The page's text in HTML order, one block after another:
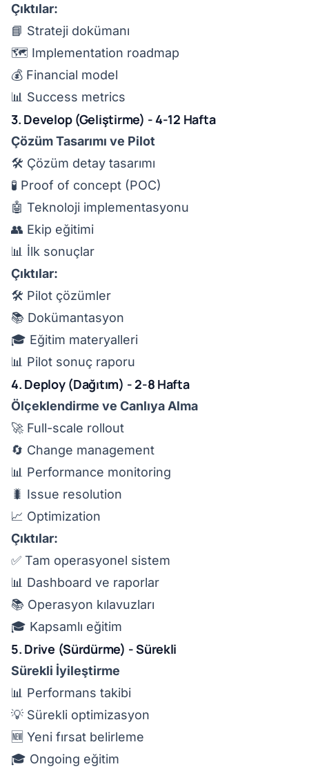
Çıktılar:
📘 Strateji dokümanı
🗺️ Implementation roadmap
💰 Financial model
📊 Success metrics
3. Develop (Geliştirme) - 4-12 Hafta
Çözüm Tasarımı ve Pilot
🛠️ Çözüm detay tasarımı
🧪 Proof of concept (POC)
🤖 Teknoloji implementasyonu
👥 Ekip eğitimi
📊 İlk sonuçlar
Çıktılar:
🛠️ Pilot çözümler
📚 Dokümantasyon
🎓 Eğitim materyalleri
📊 Pilot sonuç raporu
4. Deploy (Dağıtım) - 2-8 Hafta
Ölçeklendirme ve Canlıya Alma
🚀 Full-scale rollout
🔄 Change management
📊 Performance monitoring
🐛 Issue resolution
📈 Optimization
Çıktılar:
✅ Tam operasyonel sistem
📊 Dashboard ve raporlar
📚 Operasyon kılavuzları
🎓 Kapsamlı eğitim
5. Drive (Sürdürme) - Sürekli
Sürekli İyileştirme
📊 Performans takibi
💡 Sürekli optimizasyon
🆕 Yeni fırsat belirleme
🎓 Ongoing eğitim